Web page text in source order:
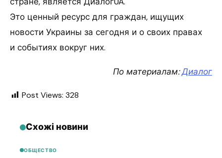
Это ценный ресурс для граждан, ищущих
новости Украины за сегодня и о своих правах
и событиях вокруг них.
По материалам:Диалог
Post Views: 328
Схожі новини
ОБЩЕСТВО